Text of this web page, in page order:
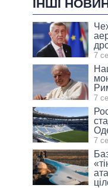
ІНШІ
7
7
7